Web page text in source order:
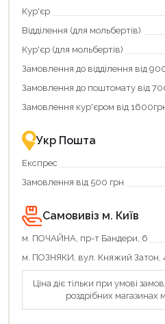
щоб
зекономити
та
отримати
переваги!
картою
єКнига
–
зручно
та
«Національний
кешбек»
та
отримуйте
повернення
Економте
більше
разом
державною
підтримкою!
Кур'єр
Відділення (для мольбертів)
Кур'єр (для мольбертів)
Замовлення до відділення від
Замовлення до поштомату від
Замовлення кур'єром від
Укр Пошта
Експрес
Замовлення від 500 грн
Самовивіз м. Київ
м. ПОЧАЙНА, пр-т Бандери, 6
м. ПОЗНЯКИ, вул. Княжий Затон,
Ціна діє тільки при умові
роздрібних магазинах